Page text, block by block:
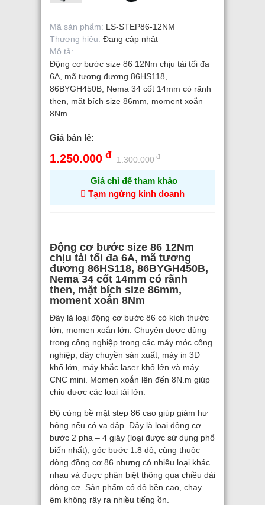
Mã sản phẩm: LS-STEP86-12NM
Thương hiệu: Đang cập nhật
Mô tả:
Động cơ bước size 86 12Nm chịu tải tối đa
6A, mã tương đương 86HS118,
86BYGH450B, Nema 34 cốt 14mm có rãnh
then, mặt bích size 86mm, moment xoắn
8Nm
Giá bán lẻ:
1.250.000 đ 1.300.000đ
Giá chỉ để tham khảo
Tạm ngừng kinh doanh
Động cơ bước size 86 12Nm
chịu tải tối đa 6A, mã tương
đương 86HS118, 86BYGH450B,
Nema 34 cốt 14mm có rãnh
then, mặt bích size 86mm,
moment xoắn 8Nm
Đây là loại động cơ bước 86 có kích thước
lớn, momen xoắn lớn. Chuyên được dùng
trong công nghiệp trong các máy móc công
nghiệp, dây chuyền sản xuất, máy in 3D
khổ lớn, máy khắc laser khổ lớn và máy
CNC mini. Momen xoắn lên đến 8N.m giúp
chịu được các loại tải lớn.
Độ cứng bề mặt step 86 cao giúp giảm hư
hỏng nếu có va đập. Đây là loại động cơ
bước 2 pha – 4 giây (loại được sử dụng phổ
biến nhất), góc bước 1.8 độ, cùng thuộc
dòng đồng cơ 86 nhưng có nhiều loại khác
nhau và được phân biệt thông qua chiều dài
động cơ. Sản phẩm có độ bền cao, chạy
êm không rây ra nhiều tiếng ồn.